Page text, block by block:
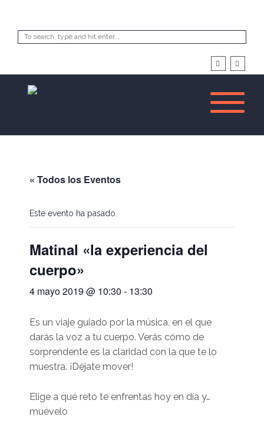
« Todos los Eventos
Este evento ha pasado.
Matinal «la experiencia del
cuerpo»
4 mayo 2019 @ 10:30 - 13:30
Es un viaje guiado por la música, en el que
darás la voz a tu cuerpo. Verás cómo de
sorprendente es la claridad con la que te lo
muestra. ¡Déjate mover!
Elige a qué reto te enfrentas hoy en día y…
muévelo